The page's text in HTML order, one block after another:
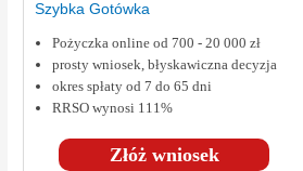
Szybka Gotówka
Złóż wniosek
Pożyczka online od 700 - 20 000 zł
prosty wniosek, błyskawiczna decyzja
okres spłaty od 7 do 65 dni
RRSO wynosi 111%